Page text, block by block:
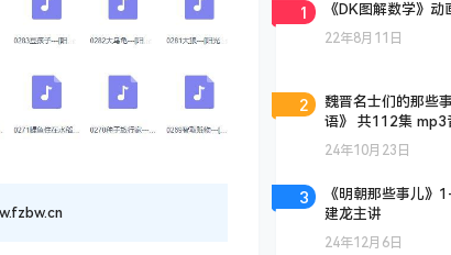
1 《DK图解数学》
22年8月11日
2
魏晋名士们的那些
语》 共112集 mp3
24年10月23日
3
《明朝那些事儿》
建龙主讲
24年12月6日